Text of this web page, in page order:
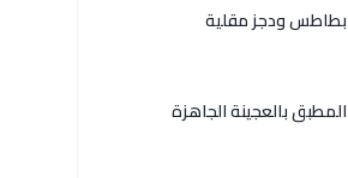
ودجز مقلية
بالعجينة الجاهزة